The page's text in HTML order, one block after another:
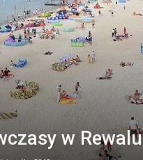
w Rewalu